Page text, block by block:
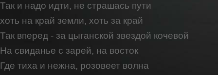
Так и надо идти, не страшась пути
хоть на край земли, хоть за край
Так вперед - за цыганской звездой кочевой
На свиданье с зарей, на восток
Где тиха и нежна, розовеет волна